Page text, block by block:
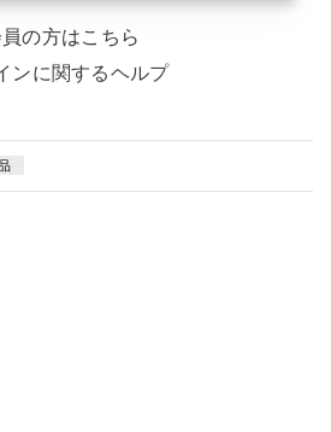
の方はこちら
ンに関するヘルプ